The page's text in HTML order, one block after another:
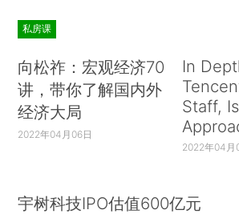
私房课
向松祚：宏观经济70
讲，带你了解国内外
经济大局
2022年04月06日
In
Staff,
2022年04月
宇树科技IPO估值600亿元